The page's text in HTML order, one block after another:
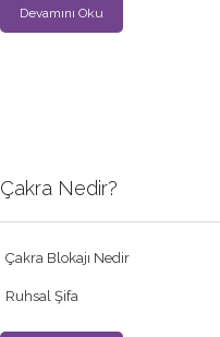
Devamını Oku
Çakra Nedir?
Çakra Blokajı Nedir
Ruhsal Şifa